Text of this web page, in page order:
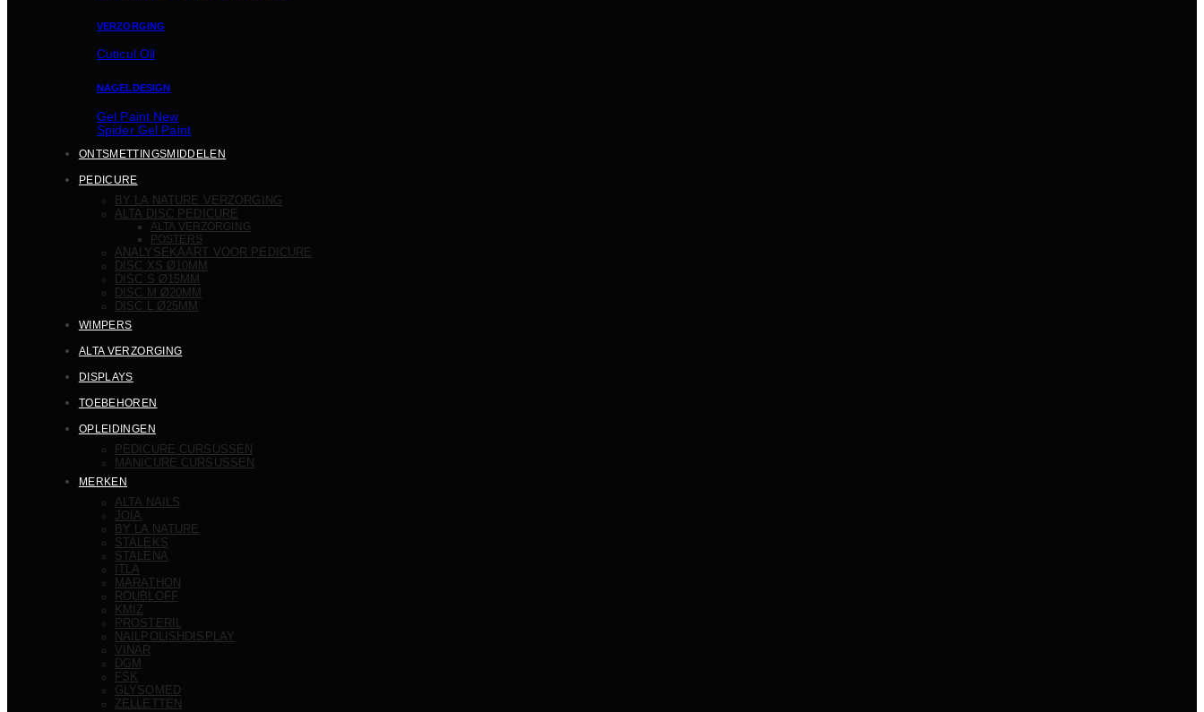
VERZORGING
Cuticul Oil
NAGELDESIGN
Gel Paint
Spider Gel Paint
ONTSMETTINGSMIDDELEN
PEDICURE
BY LA NATURE VERZORGING
ALTA DISC PEDICURE
ALTA VERZORGING
POSTERS
ANALYSEKAART VOOR PEDICURE
DISC XS Ø10MM
DISC S Ø15MM
DISC M Ø20MM
DISC L Ø25MM
WIMPERS
ALTA VERZORGING
DISPLAYS
TOEBEHOREN
OPLEIDINGEN
PEDICURE CURSUSSEN
MANICURE CURSUSSEN
MERKEN
ALTA NAILS
JOIA
BY LA NATURE
STALEKS
STALENA
ITLA
MARATHON
ROUBLOFF
KMIZ
PROSTERIL
NAILPOLISHDISPLAY
VINAR
DGM
FSK
GLYSOMED
ZELLETTEN